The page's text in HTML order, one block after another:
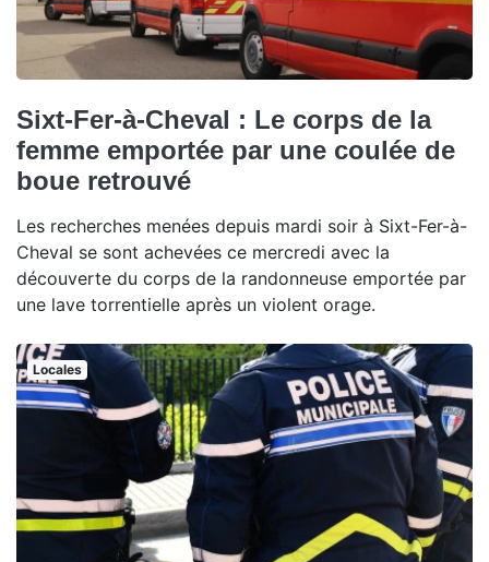
Sixt-Fer-à-Cheval : Le corps de la
femme emportée par une coulée de
boue retrouvé
Les recherches menées depuis mardi soir à Sixt-Fer-à-
Cheval se sont achevées ce mercredi avec la
découverte du corps de la randonneuse emportée par
une lave torrentielle après un violent orage.
Locales